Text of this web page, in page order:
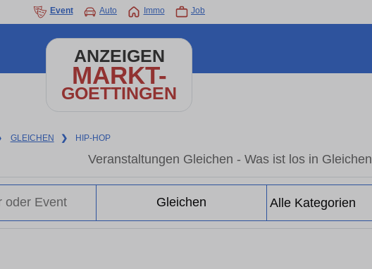
Event Auto Immo Job
ANZEIGEN
MARKT-
GOETTINGEN
GLEICHEN ❯ HIP-HOP
Veranstaltungen Gleichen - Was ist los in Gleichen